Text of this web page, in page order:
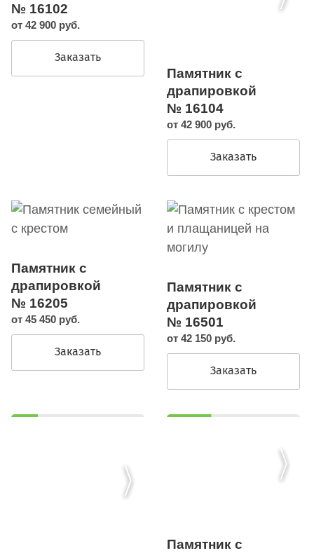
№ 16102
от 42 900 руб.
Заказать
Памятник с
драпировкой
№ 16104
от 42 900 руб.
Заказать
Памятник с
драпировкой
№ 16205
от 45 450 руб.
Заказать
Памятник с
драпировкой
№ 16501
от 42 150 руб.
Заказать
Памятник с